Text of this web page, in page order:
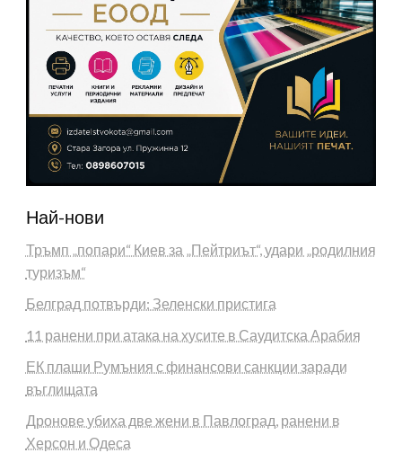
Най-нови
Тръмп „попари“ Киев за „Пейтриът“, удари „родилния
туризъм“
Белград потвърди: Зеленски пристига
11 ранени при атака на хусите в Саудитска Арабия
ЕК плаши Румъния с финансови санкции заради
въглищата
Дронове убиха две жени в Павлоград, ранени в
Херсон и Одеса